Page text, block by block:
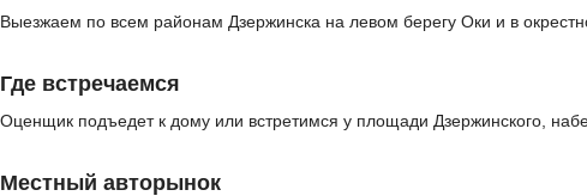
Выезжаем по всем районам Дзержинска на левом берегу Оки и в
Где встречаемся
Оценщик подъедет к дому или встретимся у площади Дзержинского,
Местный авторынок